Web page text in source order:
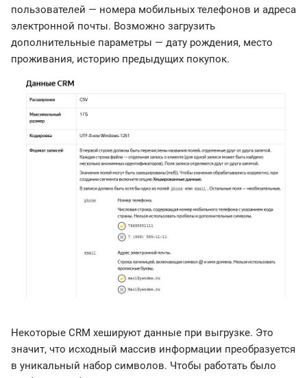
пользователей — номера мобильных телефонов и адреса
электронной почты. Возможно загрузить
дополнительные параметры — дату рождения, место
проживания, историю предыдущих покупок.
Некоторые CRM хешируют данные при выгрузке. Это
значит, что исходный массив информации преобразуется
в уникальный набор символов. Чтобы работать было